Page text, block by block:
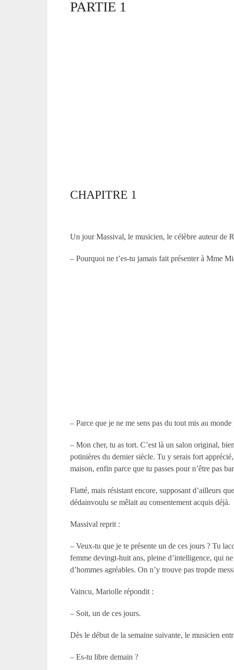
PARTIE 1
CHAPITRE 1
Un jour Massival, le musicien, le célèbre auteur de
– Pourquoi ne t’es-tu jamais fait présenter à Mme
– Parce que je ne me sens pas du tout mis au
– Mon cher, tu as tort. C’est là un salon original,
potinières du dernier siècle. Tu y serais fort
maison, enfin parce que tu passes pour n’être pas
Flatté, mais résistant encore, supposant d’ailleurs
dédainvoulu se mêlait au consentement acquis déjà.
Massival reprit :
– Veux-tu que je te présente un de ces jours ? Tu
femme devingt-huit ans, pleine d’intelligence, qui
d’hommes agréables. On n’y trouve pas tropde
Vaincu, Mariolle répondit :
– Soit, un de ces jours.
Dès le début de la semaine suivante, le musicien
– Es-tu libre demain ?